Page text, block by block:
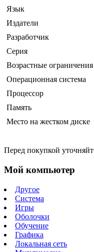
Язык
Издатели
Разработчик
Серия
Возрастные ограничения
Операционная система
Процессор
Память
Место на жестком диске
Перед покупкой
Мой компьютер
Другое
Система
Игры
Оболочки
Обучение
Графика
Локальная сеть